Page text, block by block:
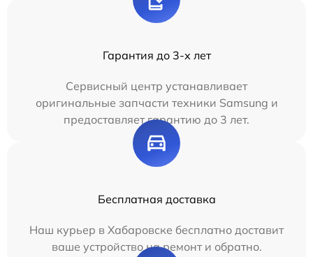
Гарантия до 3-х лет
Сервисный центр устанавливает
оригинальные запчасти техники Samsung и
предоставляет гарантию до 3 лет.
Бесплатная доставка
Наш курьер в Хабаровске бесплатно доставит
ваше устройство на ремонт и обратно.